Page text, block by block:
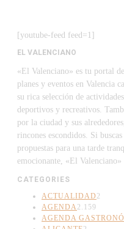
[youtube-feed feed=1]
EL VALENCIANO
«El Valenciano» es tu portal
planes y eventos en Valencia
su rica selección de
deportivos y recreativos.
por la ciudad y sus
rincones escondidos. Si
propuestas para una tarde
emocionante, «El
CATEGORIES
ACTUALIDAD 2
AGENDA2.159
AGENDA